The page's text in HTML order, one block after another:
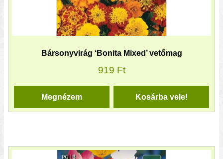
Bársonyvirág ‘Bonita Mixed’ vetőmag
919 Ft
Kosárba vele!
Megnézem